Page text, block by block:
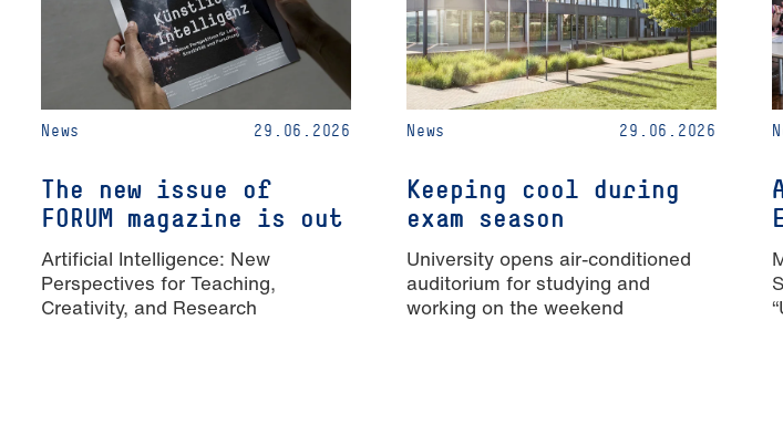
News 29.06.2026
The new issue of
FORUM magazine is out
Artificial Intelligence: New
Perspectives for Teaching,
Creativity, and Research
News 29.06.2026
Keeping cool during
exam season
University opens air-conditioned
auditorium for studying and
working on the weekend